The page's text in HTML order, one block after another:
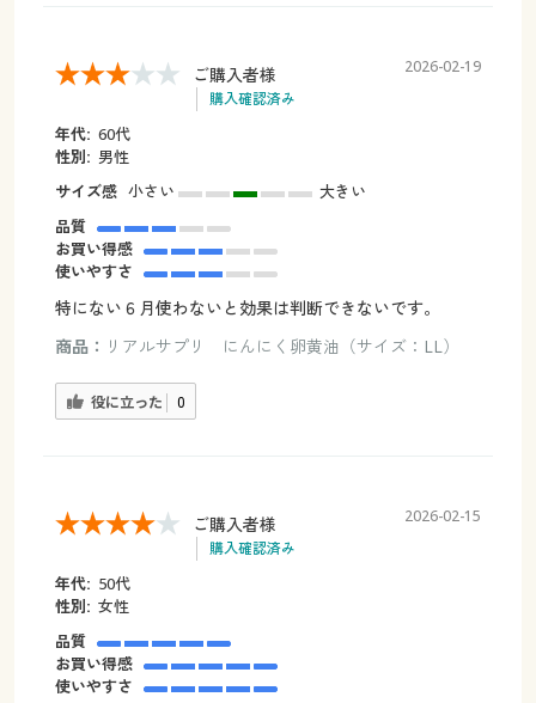
ご購入者様
購入確認済み
2026-02-19
年代: 60代
性別: 男性
サイズ感 小さい
大きい
品質
お買い得感
使いやすさ
特にない６月使わないと効果は判断できないです。
商品： リアルサプリ にんにく卵黄油（サイズ：LL）
役に立った 0
ご購入者様
購入確認済み
2026-02-15
年代: 50代
性別: 女性
品質
お買い得感
使いやすさ